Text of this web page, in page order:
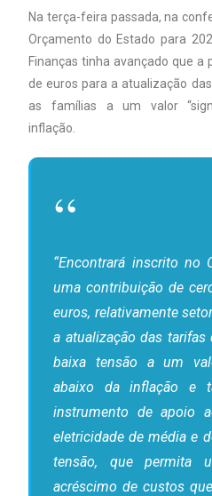
Na terça-feira passada, na
Orçamento do Estado para
Finanças tinha avançado que a
de euros para a atualização
as famílias a um valor
inflação.
“Encontrará inscrito no
uma contribuição de
euros, relativamente
a atualização das
baixa tensão a um
abaixo da inflação e
instrumento de apoio
eletricidade de média e
tensão, que permita
acréscimo de custos